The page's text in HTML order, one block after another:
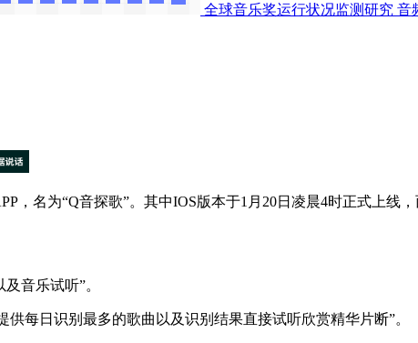
全球音乐奖运行状况监测研究 音
名为“Q音探歌”。其中IOS版本于1月20日凌晨4时正式上线
音乐试听”。
日识别最多的歌曲以及识别结果直接试听欣赏精华片断”。